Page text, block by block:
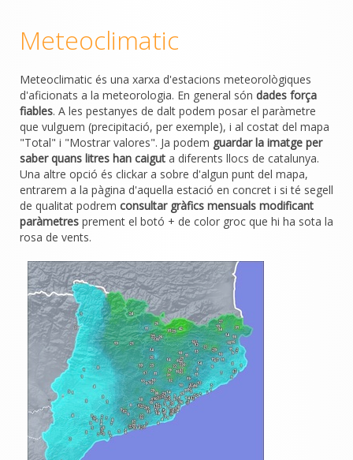
Meteoclimatic
Meteoclimatic és una xarxa d'estacions meteorològiques
d'aficionats a la meteorologia. En general són dades força
fiables. A les pestanyes de dalt podem posar el paràmetre
que vulguem (precipitació, per exemple), i al costat del mapa
"Total" i "Mostrar valores". Ja podem guardar la imatge per
saber quans litres han caigut a diferents llocs de catalunya.
Una altre opció és clickar a sobre d'algun punt del mapa,
entrarem a la pàgina d'aquella estació en concret i si té segell
de qualitat podrem consultar gràfics mensuals modificant
paràmetres prement el botó + de color groc que hi ha sota la
rosa de vents.